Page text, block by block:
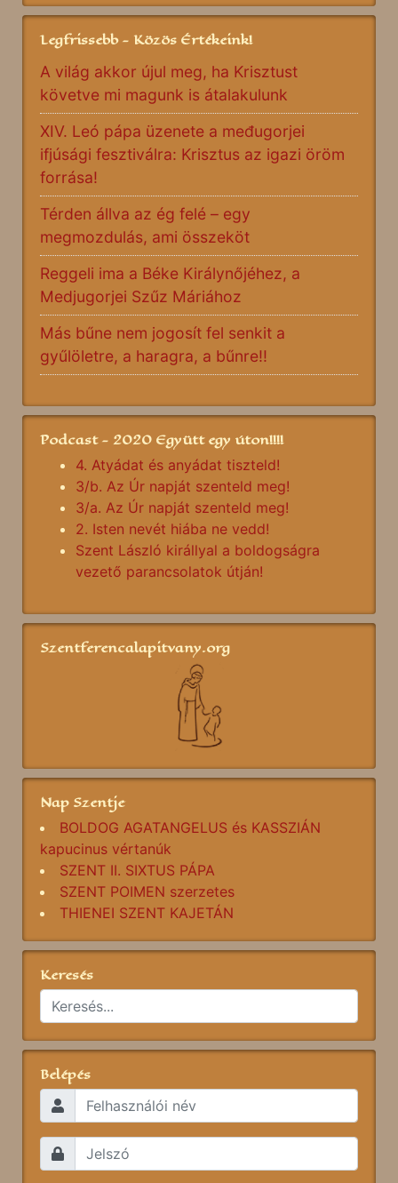
Legfrissebb - Közös Értékeink!
A világ akkor újul meg, ha Krisztust
követve mi magunk is átalakulunk
XIV. Leó pápa üzenete a međugorjei
ifjúsági fesztiválra: Krisztus az igazi öröm
forrása!
Térden állva az ég felé – egy
megmozdulás, ami összeköt
Reggeli ima a Béke Királynőjéhez, a
Medjugorjei Szűz Máriához
Más bűne nem jogosít fel senkit a
gyűlöletre, a haragra, a bűnre!!
Podcast - 2020 Együtt egy úton!!!!
4. Atyádat és anyádat tiszteld!
3/b. Az Úr napját szenteld meg!
3/a. Az Úr napját szenteld meg!
2. Isten nevét hiába ne vedd!
Szent László királlyal a boldogságra
vezető parancsolatok útján!
Szentferencalapitvany.org
Nap Szentje
BOLDOG AGATANGELUS és KASSZIÁN
kapucinus vértanúk
SZENT II. SIXTUS PÁPA
SZENT POIMEN szerzetes
THIENEI SZENT KAJETÁN
Keresés
Belépés